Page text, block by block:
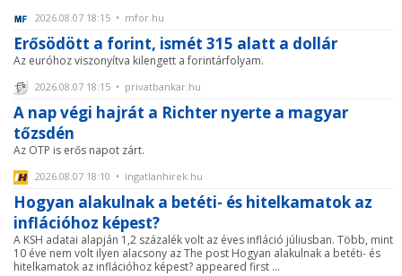
2026.08.07 18:15 • mfor.hu
Erősödött a forint, ismét 315 alatt a dollár
Az euróhoz viszonyítva kilengett a forintárfolyam.
2026.08.07 18:15 • privatbankar.hu
A nap végi hajrát a Richter nyerte a magyar
tőzsdén
Az OTP is erős napot zárt.
2026.08.07 18:10 • ingatlanhirek.hu
Hogyan alakulnak a betéti- és hitelkamatok az
inflációhoz képest?
A KSH adatai alapján 1,2 százalék volt az éves infláció júliusban. Több, mint
10 éve nem volt ilyen alacsony az The post Hogyan alakulnak a betéti- és
hitelkamatok az inflációhoz képest? appeared first ...